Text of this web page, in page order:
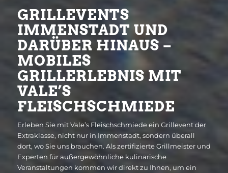
GRILLEVENTS
IMMENSTADT UND
DARÜBER HINAUS –
MOBILES
GRILLERLEBNIS MIT
VALE’S
FLEISCHSCHMIEDE
Erleben Sie mit Vale’s Fleischschmiede ein Grillevent der
Extraklasse, nicht nur in Immenstadt, sondern überall
dort, wo Sie uns brauchen. Als zertifizierte Grillmeister und
Experten für außergewöhnliche kulinarische
Veranstaltungen kommen wir direkt zu Ihnen, um ein